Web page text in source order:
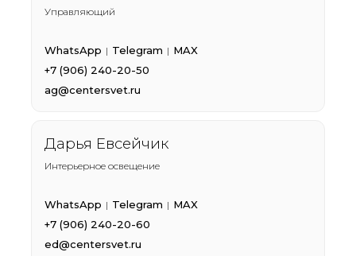
Управляющий
WhatsApp | Telegram | MAX
+7 (906) 240-20-50
ag@centersvet.ru
Дарья Евсейчик
Интерьерное освещение
WhatsApp | Telegram | MAX
+7 (906) 240-20-60
ed@centersvet.ru